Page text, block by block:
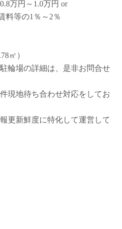
万円～1.0万円 or
等の1％～2％
㎡）
輪場の詳細は、是非お問合せ
現地待ち合わせ対応をしてお
更新鮮度に特化して運営して